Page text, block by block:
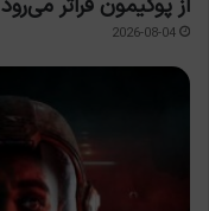
از پوکیمون فراتر
2026-08-04